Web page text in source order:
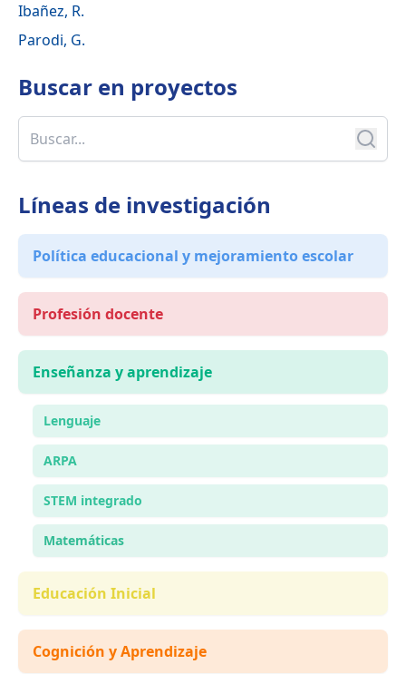
Ibañez, R.
Parodi, G.
Buscar en proyectos
Líneas de investigación
Política educacional y mejoramiento escolar
Profesión docente
Enseñanza y aprendizaje
Lenguaje
ARPA
STEM integrado
Matemáticas
Educación Inicial
Cognición y Aprendizaje